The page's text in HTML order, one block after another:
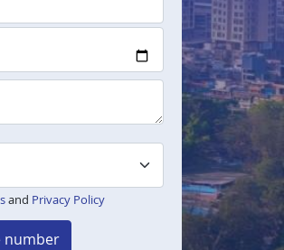
and Privacy Policy
number